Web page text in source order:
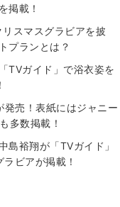
掲載！
スマスグラビアを披
プランとは？
TVガイド」で浴衣姿を
発売！表紙にはジャニー
多数掲載！
島裕翔が「TVガイド」
ビアが掲載！